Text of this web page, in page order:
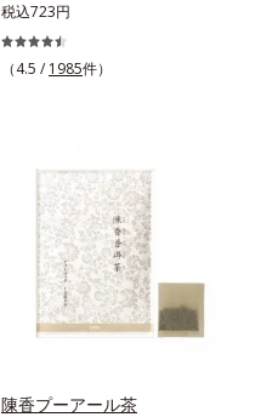
ッチンでも使用できる万能型ハンド
クリーム。常に外気にさらされてい
る上、もともと皮脂分泌が少ない手
れを防止します。また、リピジュア
（R）−NR(*) が手肌にピタッと密着
して、うるおいバリアを作り乾燥な
どの外部刺激から手肌を徹底ガード
するので、しっとり感がずっと続き
ます。* ポリクオタニウム-61（リ
ピジュアは、日油株式会社の登録商
税込723円
（4.5 / 1985件）
陳香プーアール茶